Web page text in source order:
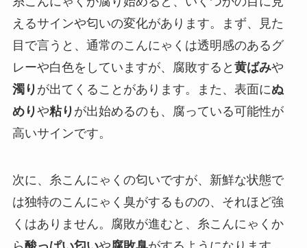
えるサインや匂いの変化があります。まず、見た
目で言うと、通常のこんにゃくは透明感のあるグ
レーや白色をしていますが、腐敗すると 黄ばみや
濁り が出てくることがあります。また、表面にぬ
めりや粘り が出始めるのも、腐っている可能性が
高いサインです。
次に、糸こんにゃくの匂いですが、新鮮な状態で
は独特のこんにゃく臭がするものの、それほど強
くはありません。腐敗が進むと、糸こんにゃくか